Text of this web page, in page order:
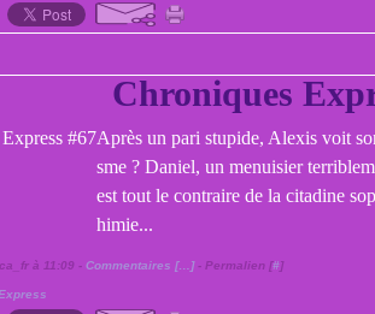
Chroniques
Après un pari stupide, Alexis voit
sme ? Daniel, un menuisier
est tout le contraire de la citadine
himie...
à 11:09 - Commentaires [… ]- Permalien [#]